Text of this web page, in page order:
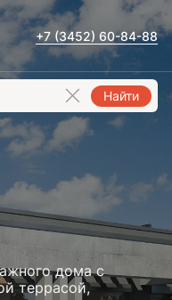
+7 (3452) 60-84-88
Найти
дома с
террасой,